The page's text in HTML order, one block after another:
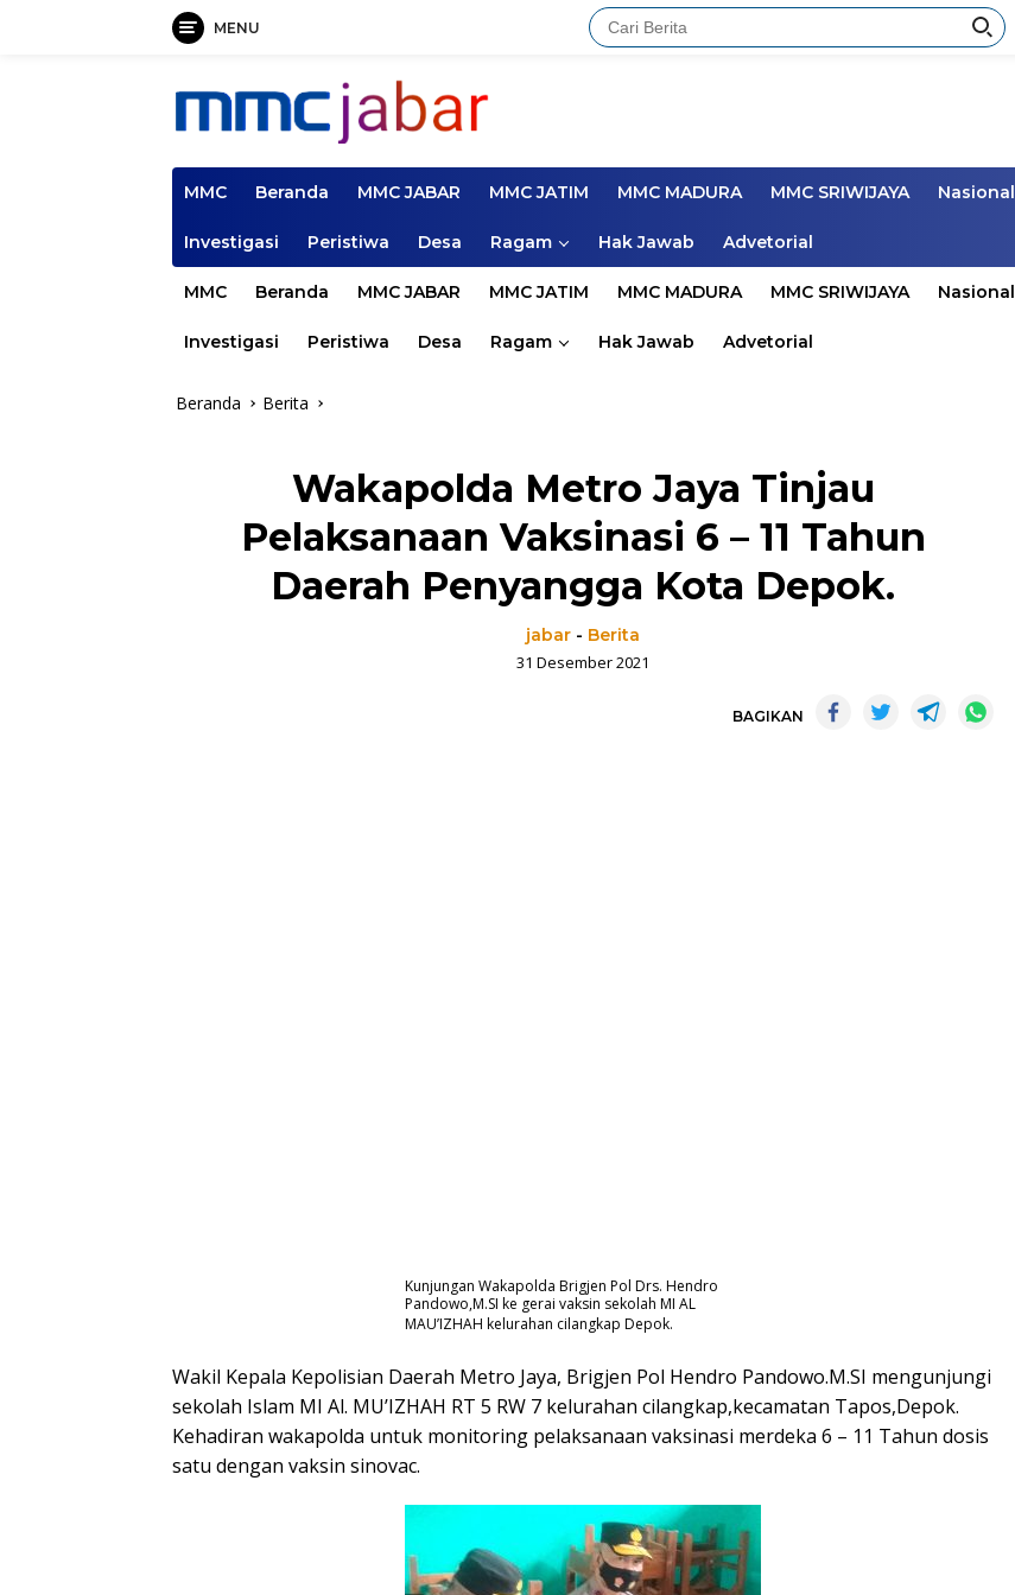
MENU
MMC Beranda MMC JABAR MMC JATIM MMC MADURA MMC SRIWIJAYA Nasional
Investigasi Peristiwa Desa Ragam Hak Jawab Advetorial
MMC Beranda MMC JABAR MMC JATIM MMC MADURA MMC SRIWIJAYA Nasional
Investigasi Peristiwa Desa Ragam Hak Jawab Advetorial
Beranda Berita
Wakapolda Metro Jaya Tinjau
Pelaksanaan Vaksinasi 6 – 11 Tahun
Daerah Penyangga Kota Depok.
jabar - Berita
31 Desember 2021
BAGIKAN
Kunjungan Wakapolda Brigjen Pol Drs. Hendro
Pandowo,M.SI ke gerai vaksin sekolah MI AL
MAU’IZHAH kelurahan cilangkap Depok.
Wakil Kepala Kepolisian Daerah Metro Jaya, Brigjen Pol Hendro Pandowo.M.SI mengunjungi
sekolah Islam MI Al. MU’IZHAH RT 5 RW 7 kelurahan cilangkap,kecamatan Tapos,Depok.
Kehadiran wakapolda untuk monitoring pelaksanaan vaksinasi merdeka 6 – 11 Tahun dosis
satu dengan vaksin sinovac.